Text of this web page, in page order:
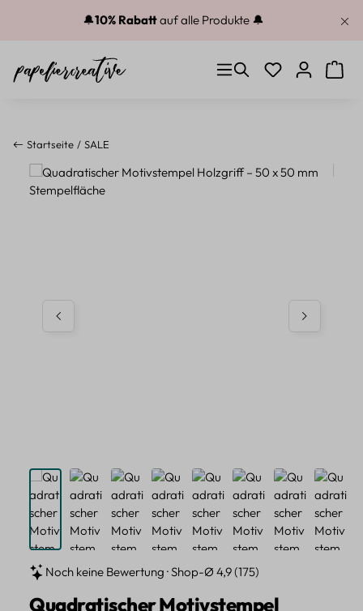
Zum Hauptinhalt springen
🔔10% Rabattauf alle Produkte 🔔
Du hast 0
Startseite SALE
Bildergalerie überspringen
Noch keine Bewertung · Shop-Ø 4,9 (175)
Quadratischer Motivstempel